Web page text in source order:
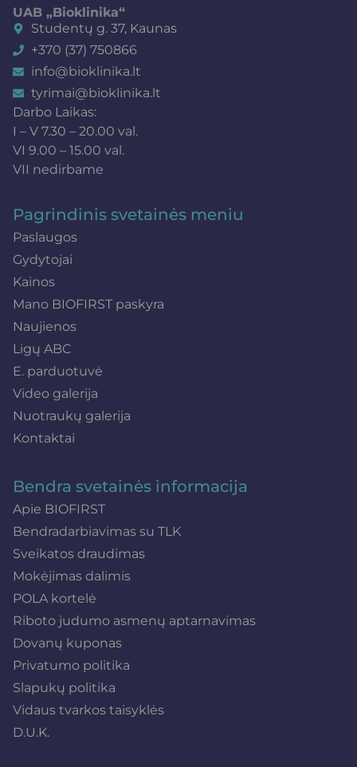
UAB „Bioklinika“
Studentų g. 37, Kaunas
+370 (37) 750866
info@bioklinika.lt
tyrimai@bioklinika.lt
Darbo Laikas:
I – V 7.30 – 20.00 val.
VI 9.00 – 15.00 val.
VII nedirbame
Pagrindinis svetainės meniu
Paslaugos
Gydytojai
Kainos
Mano BIOFIRST paskyra
Naujienos
Ligų ABC
E. parduotuvė
Video galerija
Nuotraukų galerija
Kontaktai
Bendra svetainės informacija
Apie BIOFIRST
Bendradarbiavimas su TLK
Sveikatos draudimas
Mokėjimas dalimis
POLA kortelė
Riboto judumo asmenų aptarnavimas
Dovanų kuponas
Privatumo politika
Slapukų politika
Vidaus tvarkos taisyklės
D.U.K.